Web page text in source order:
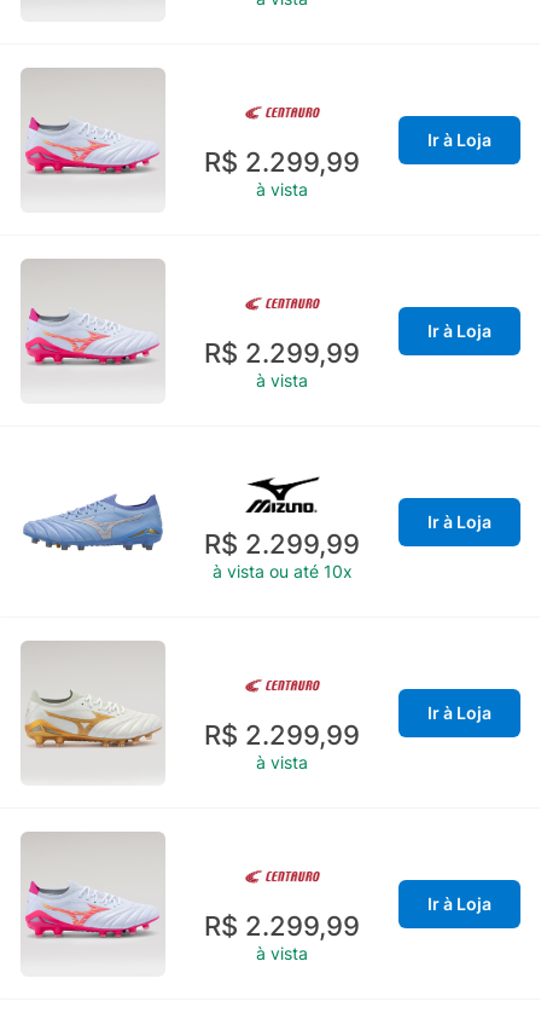
R$ 2.299,99
à vista
Ir à Loja
R$ 2.299,99
à vista
Ir à Loja
R$ 2.299,99
à vista ou até 10x
Ir à Loja
R$ 2.299,99
à vista
Ir à Loja
R$ 2.299,99
à vista
Ir à Loja